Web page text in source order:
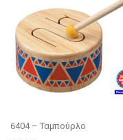
6404 – Ταμπούρλο